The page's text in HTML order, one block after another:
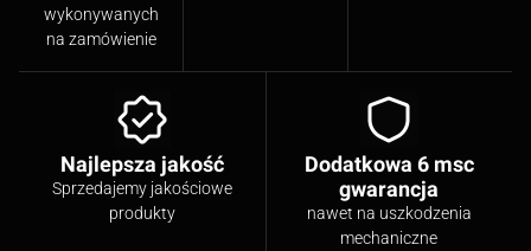
wykonywanych
na zamówienie
Najlepsza jakość
Sprzedajemy jakościowe
produkty
Dodatkowa 6 msc
gwarancja
nawet na uszkodzenia
mechaniczne